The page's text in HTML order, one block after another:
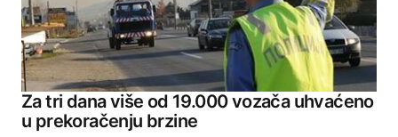
Za tri dana više od 19.000 vozača uhvaćeno
u prekoračenju brzine